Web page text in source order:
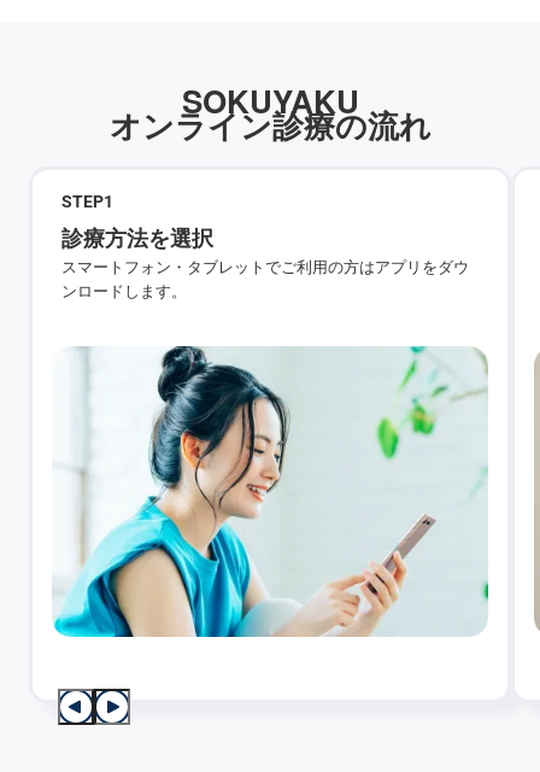
SOKUYAKU
オンライン診療の流れ
STEP1
診療方法を選択
スマートフォン・タブレットでご利用の方はアプリをダウ
ンロードします。